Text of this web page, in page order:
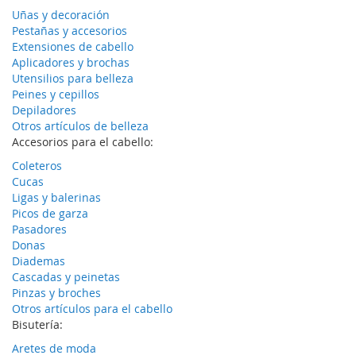
Uñas y decoración
Pestañas y accesorios
Extensiones de cabello
Aplicadores y brochas
Utensilios para belleza
Peines y cepillos
Depiladores
Otros artículos de belleza
Accesorios para el cabello:
Coleteros
Cucas
Ligas y balerinas
Picos de garza
Pasadores
Donas
Diademas
Cascadas y peinetas
Pinzas y broches
Otros artículos para el cabello
Bisutería:
Aretes de moda